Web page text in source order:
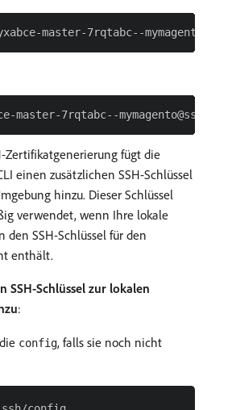
Zertifikatgenerierung fügt die
einen zusätzlichen SSH-Schlüssel
hinzu. Dieser Schlüssel
verwendet, wenn Ihre lokale
den SSH-Schlüssel für den
enthält.
SSH-Schlüssel zur lokalen
:
config, falls sie noch nicht